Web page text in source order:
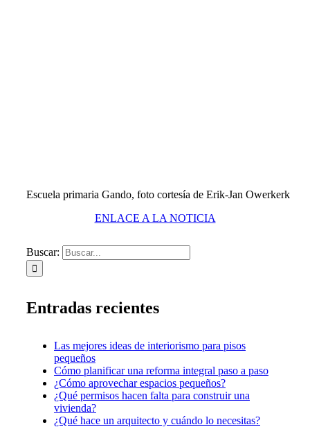
Escuela primaria Gando, foto cortesía de Erik-Jan Owerkerk
ENLACE A LA NOTICIA
Buscar:
Entradas recientes
Las mejores ideas de interiorismo para pisos
pequeños
Cómo planificar una reforma integral paso a paso
¿Cómo aprovechar espacios pequeños?
¿Qué permisos hacen falta para construir una
vivienda?
¿Qué hace un arquitecto y cuándo lo necesitas?